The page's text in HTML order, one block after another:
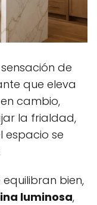
de
que eleva
cambio,
la frialdad,
espacio se
bien,
luminosa,